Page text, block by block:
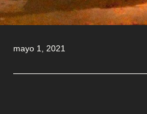
o
M
mayo 1, 2021